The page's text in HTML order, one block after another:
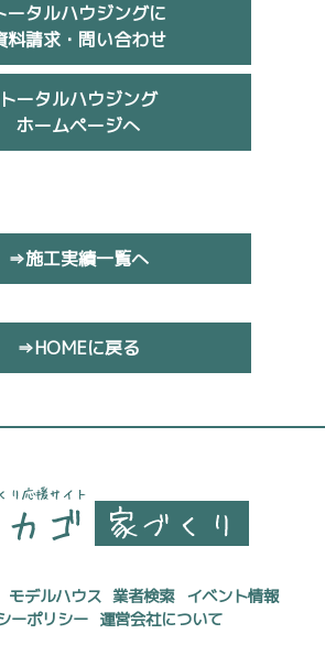
ータルハウジングに
料請求・問い合わせ
トータルハウジング
ホームページへ
⇒施工実績一覧へ
⇒HOMEに戻る
モデルハウス 業者検索 イベント情報
ーポリシー 運営会社について